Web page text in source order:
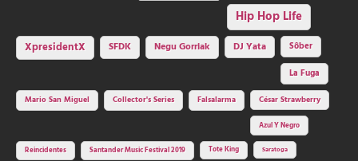
Hip Hop Life
XpresidentX SFDK Negu Gorriak DJ Yata
Sôber
La Fuga
Mario San Miguel
Collector's Series Falsalarma César Strawberry
Azul Y Negro
Reincidentes Santander Music Festival 2019 Tote King Saratoga